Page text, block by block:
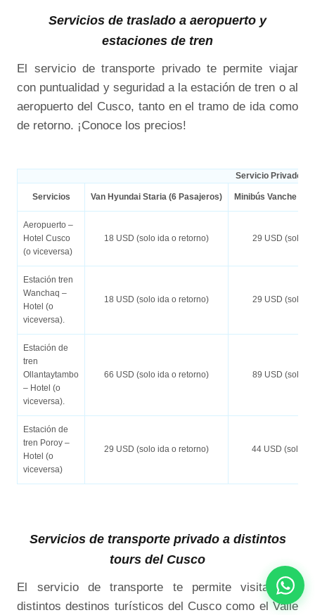
Servicios de traslado a aeropuerto y
estaciones de tren
El servicio de transporte privado te permite viajar
con puntualidad y seguridad a la estación de tren o al
aeropuerto del Cusco, tanto en el tramo de ida como
de retorno. ¡Conoce los precios!
Servicio Privado
Servicios Van Hyundai Staria (6 Pasajeros) Minibús Vanche
Aeropuerto –
Hotel Cusco
(o viceversa)
18 USD (solo ida o retorno) 29 USD (solo
Estación tren
Wanchaq –
Hotel (o
viceversa).
18 USD (solo ida o retorno) 29 USD (solo
Estación de
tren
Ollantaytambo
– Hotel (o
viceversa).
66 USD (solo ida o retorno) 89 USD (solo
Estación de
tren Poroy –
Hotel (o
viceversa)
29 USD (solo ida o retorno) 44 USD (solo
Servicios de transporte privado a distintos
tours del Cusco
El servicio de transporte te permite visitar los
distintos destinos turísticos del Cusco como el Valle